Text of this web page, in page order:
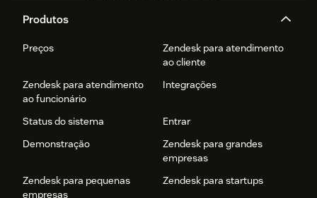
Produtos
Preços
Zendesk para atendimento
ao cliente
Zendesk para atendimento
ao funcionário
Integrações
Status do sistema
Entrar
Demonstração
Zendesk para grandes
empresas
Zendesk para pequenas
empresas
Zendesk para startups